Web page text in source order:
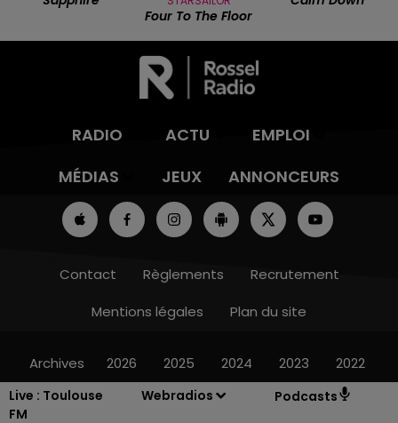
Live : Toulouse
FM
Webradios Podcasts
Four To The Floor
RADIO ACTU
EMPLOI
MÉDIAS
JEUX ANNONCEURS
Contact Règlements
Recrutement
Mentions légales
Plan du site
Archives 2026 2025 2024 2023 2022